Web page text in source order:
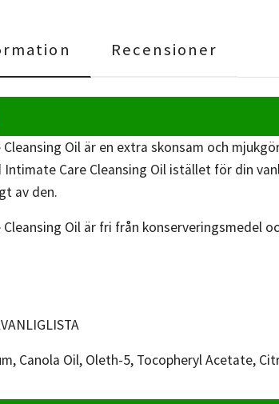
Recensioner
Cleansing Oil är en extra skonsam och
Intimate Care Cleansing Oil istället för din
av den.
Cleansing Oil är fri från konserveringsmedel
Canola Oil, Oleth-5, Tocopheryl Acetate,